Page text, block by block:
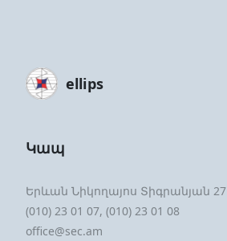
ellips
Կապ
Երևան Նիկողայոս Տիգրանյան 27
(010) 23 01 07, (010) 23 01 08
office@sec.am